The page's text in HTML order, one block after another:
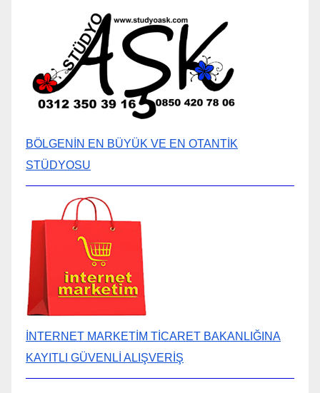
BÖLGENİN EN BÜYÜK VE EN OTANTİK
STÜDYOSU
İNTERNET MARKETİM TİCARET BAKANLIĞINA
KAYITLI GÜVENLİ ALIŞVERİŞ